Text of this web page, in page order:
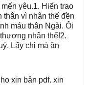
yêu.1. Hiến trao
thân vì nhân thế đền
máu thân Ngài. Ôi
nhân thế!2.
Lấy chi mà ân
xin bản pdf. xin